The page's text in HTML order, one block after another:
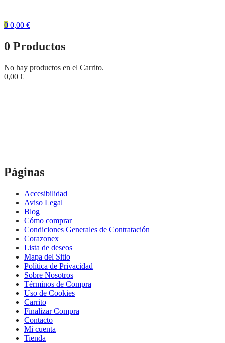
0 0,00 €
0 Productos
No hay productos en el Carrito.
0,00 €
Páginas
Accesibilidad
Aviso Legal
Blog
Cómo comprar
Condiciones Generales de Contratación
Corazonex
Lista de deseos
Mapa del Sitio
Política de Privacidad
Sobre Nosotros
Términos de Compra
Uso de Cookies
Carrito
Finalizar Compra
Contacto
Mi cuenta
Tienda